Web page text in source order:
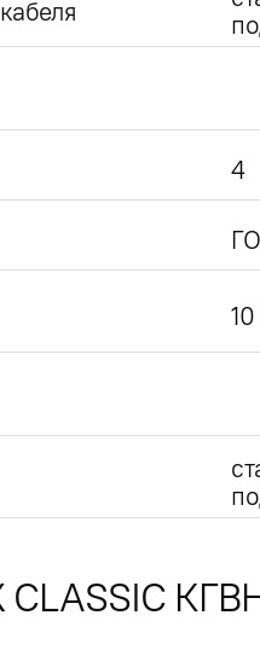
4
10
CLASSIC